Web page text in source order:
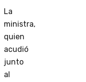
La
ministra,
quien
acudió
junto
al